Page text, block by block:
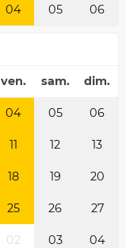
04 05 06
ven. sam. dim.
04 05 06
11 12 13
18 19 20
25 26 27
02 03 04